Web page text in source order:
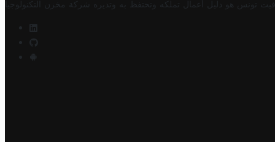
تونس هو دليل أعمال تملكه وتحتفظ به وتديره شركة مخزن التكنولوجيا